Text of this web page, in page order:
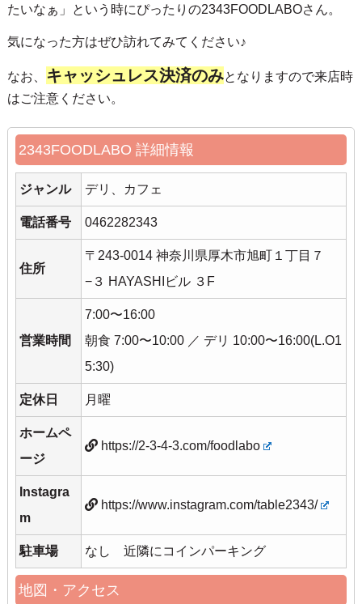
たいなぁ」という時にぴったりの2343FOODLABOさん。
気になった方はぜひ訪れてみてください♪
なお、 キャッシュレス決済のみとなりますので来店時
はご注意ください。
2343FOODLABO 詳細情報
ジャンル デリ、カフェ
電話番号 0462282343
住所
〒243-0014 神奈川県厚木市旭町１丁目７
−３ HAYASHIビル ３F
営業時間
7:00〜16:00
朝食 7:00〜10:00 ／ デリ 10:00〜16:00(L.O1
5:30)
定休日 月曜
ホームペ
ージ
https://2-3-4-3.com/foodlabo
Instagra
m
https://www.instagram.com/table2343/
駐車場 なし 近隣にコインパーキング
地図・アクセス